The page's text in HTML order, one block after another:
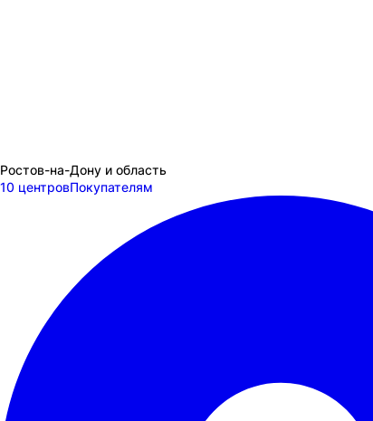
Ростов-на-Дону и область
10 центровПокупателям